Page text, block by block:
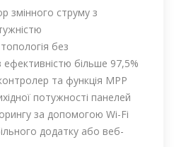
змінного струму з
без
більше 97,5%
та функція МРР
потужності панелей
за допомогою Wi-Fi
додатку або веб-